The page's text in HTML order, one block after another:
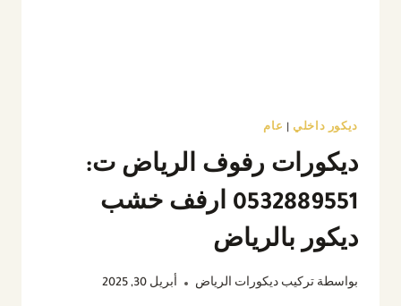
ديكور داخلي عام
ديكورات رفوف الرياض ت:
0532889551 ارفف خشب
ديكور بالرياض
بواسطة تركيب ديكورات الرياض أبريل 30, 2025